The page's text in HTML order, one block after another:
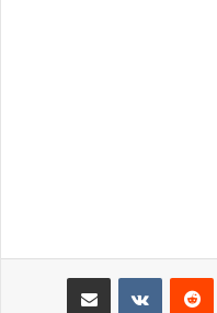
‫پین‌ترست ‫رددیت